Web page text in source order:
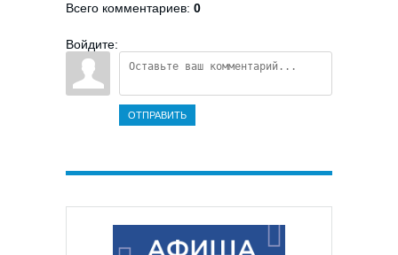
Всего комментариев: 0
Войдите:
ОТПРАВИТЬ